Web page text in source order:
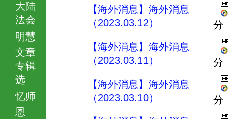
大陆
法会
明慧
文章
专辑
选
忆师
恩
【海外消息】海外消息
（2023.03.12）
分
【海外消息】海外消息
（2023.03.11）
分
【海外消息】海外消息
（2023.03.10）
分